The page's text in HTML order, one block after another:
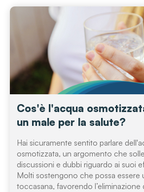
Cos'è l'acqua
un male per la salute?
Hai sicuramente sentito parlare
osmotizzata, un argomento che
discussioni e dubbi riguardo ai suoi
Molti sostengono che possa essere
toccasana, favorendo l’eliminazione